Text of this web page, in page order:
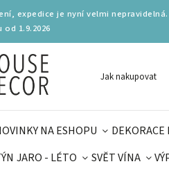
expedice je nyní velmi
od 1.9.2026
Jak nakupovat
NA ESHOPU
DEKORACE
JARO - LÉTO SVĚT VÍNA